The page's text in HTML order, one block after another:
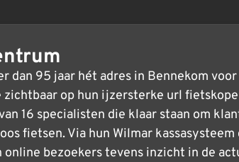
dan 95 jaar hét adres in Bennekom voor
op hun ijzersterke url
16 specialisten die klaar staan om
fietsen. Via hun Wilmar kassasysteem
bezoekers tevens inzicht in de